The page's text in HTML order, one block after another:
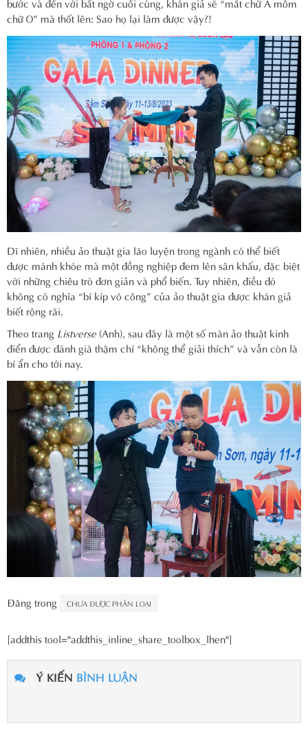
chữ O” mà thốt lên: Sao họ lại làm được vậy?!
Dĩ nhiên, nhiều ảo thuật gia lão luyện trong ngành có thể biết
được mánh khóe mà một đồng nghiệp đem lên sân khấu, đặc biệt
với những chiêu trò đơn giản và phổ biến. Tuy nhiên, điều đó
không có nghĩa “bí kíp võ công” của ảo thuật gia được khán giả
biết rộng rãi.
Theo trang Listverse (Anh), sau đây là một số màn ảo thuật kinh
điển được đánh giá thậm chí “không thể giải thích” và vẫn còn là
bí ẩn cho tới nay.
Đăng trong CHƯA ĐƯỢC PHÂN LOẠI
[addthis tool="addthis_inline_share_toolbox_lhen"]
Ý KIẾN BÌNH LUẬN